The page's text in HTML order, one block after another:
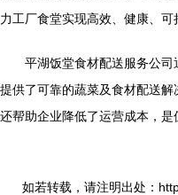
力工厂食堂实现高效、健康、可
平湖饭堂食材配送服务公
提供了可靠的蔬菜及食材配送解
还帮助企业降低了运营成本，是
如若转载，请注明出处：